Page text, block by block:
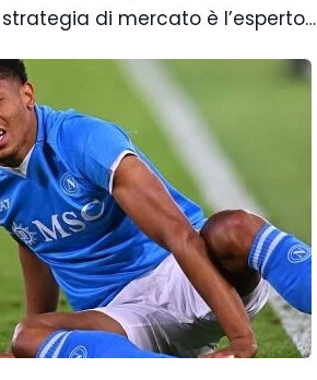
di mercato è l’esperto…